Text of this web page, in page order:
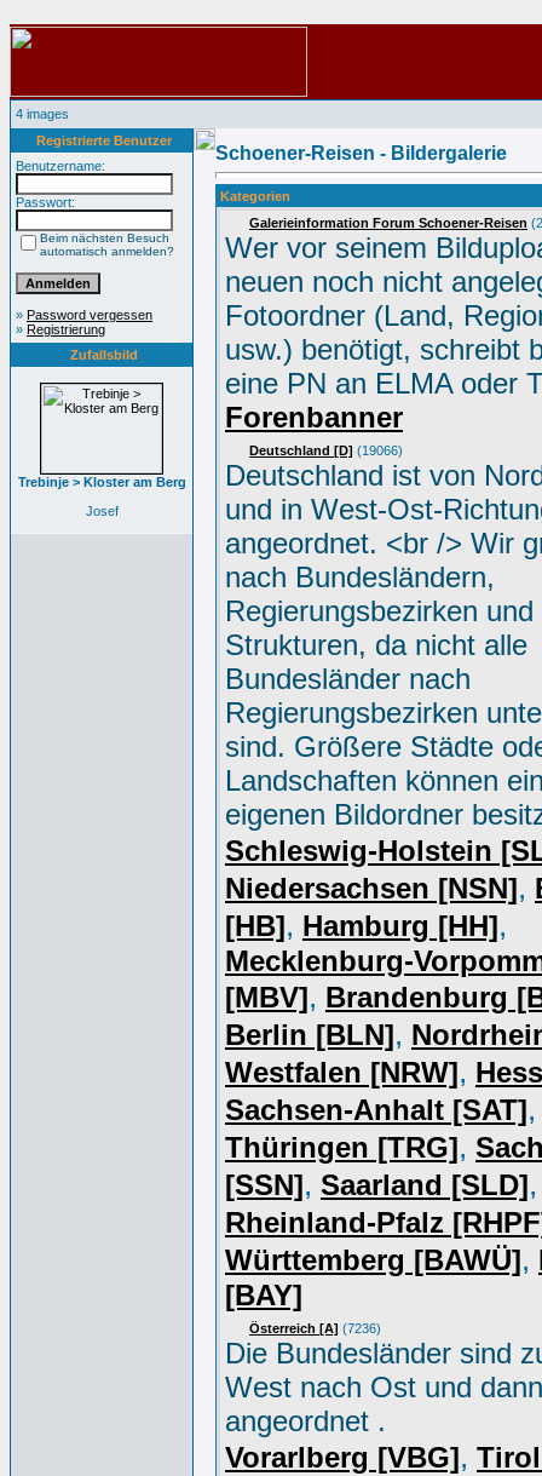
4 images
Registrierte Benutzer
Benutzername:
Passwort:
Beim nächsten Besuch
automatisch anmelden?
» Password vergessen
» Registrierung
Zufallsbild
Trebinje > Kloster am Berg
Josef
Schoener-Reisen - Bildergalerie
Kategorien
Galerieinformation Forum Schoener-Reisen
Wer vor seinem
neuen noch nicht
Fotoordner (Land,
usw.) benötigt, schreibt
eine PN an ELMA oder
Forenbanner
Deutschland [D] (19066)
Deutschland ist von
und in West-Ost-
angeordnet. <br /> Wir
nach Bundesländern,
Regierungsbezirken
Strukturen, da nicht alle
Bundesländer nach
Regierungsbezirken
sind. Größere Städte
Landschaften können
eigenen Bildordner
Schleswig-Holstein
Niedersachsen [NSN],
[HB], Hamburg [HH],
Mecklenburg-
[MBV], Brandenburg
Berlin [BLN],
Westfalen [NRW],
Sachsen-Anhalt [SAT],
Thüringen [TRG],
[SSN], Saarland [SLD],
Rheinland-Pfalz
Württemberg [BAWÜ],
[BAY]
Österreich [A] (7236)
Die Bundesländer sind
West nach Ost und
angeordnet .
Vorarlberg [VBG],